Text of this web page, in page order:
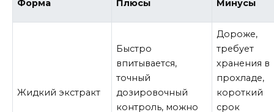
Форма Плюсы Минусы
Жидкий экстракт
Быстро
впитывается,
точный
дозировочный
контроль, можно
Дороже,
требует
хранения в
прохладе,
короткий
срок